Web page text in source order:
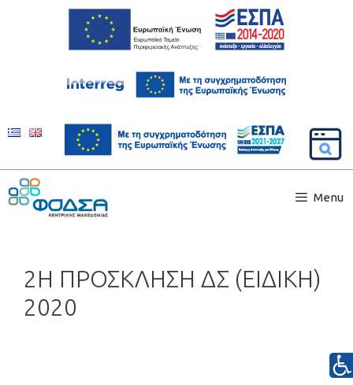
Menu
2Η ΠΡΟΣΚΛΗΣΗ ΔΣ (ΕΙΔΙΚΗ)
2020